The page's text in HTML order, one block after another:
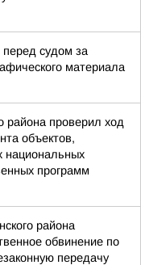
судом за
материала
района проверил ход
объектов,
национальных
программ
района
обвинение по
передачу